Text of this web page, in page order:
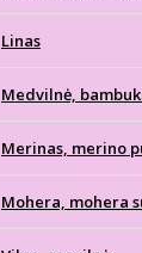
Linas
Medvilnė,
Merinas, merino
Mohera, mohera